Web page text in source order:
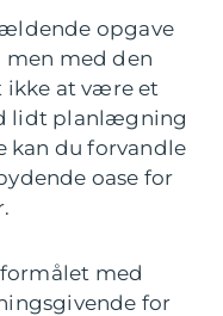
opgave
men med den
ikke at være et
lidt planlægning
du forvandle
oase for
med
for